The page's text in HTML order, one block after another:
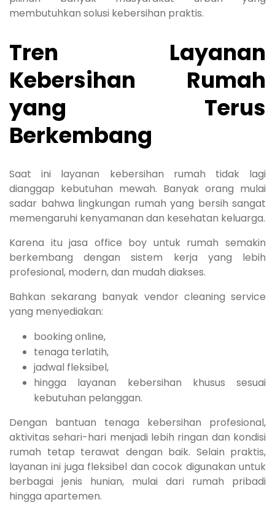
membutuhkan solusi kebersihan praktis.
Tren Layanan
Kebersihan Rumah
yang Terus
Berkembang
Saat ini layanan kebersihan rumah tidak lagi
dianggap kebutuhan mewah. Banyak orang mulai
sadar bahwa lingkungan rumah yang bersih sangat
memengaruhi kenyamanan dan kesehatan keluarga.
Karena itu jasa office boy untuk rumah semakin
berkembang dengan sistem kerja yang lebih
profesional, modern, dan mudah diakses.
Bahkan sekarang banyak vendor cleaning service
yang menyediakan:
booking online,
tenaga terlatih,
jadwal fleksibel,
hingga layanan kebersihan khusus sesuai
kebutuhan pelanggan.
Dengan bantuan tenaga kebersihan profesional,
aktivitas sehari-hari menjadi lebih ringan dan kondisi
rumah tetap terawat dengan baik. Selain praktis,
layanan ini juga fleksibel dan cocok digunakan untuk
berbagai jenis hunian, mulai dari rumah pribadi
hingga apartemen.